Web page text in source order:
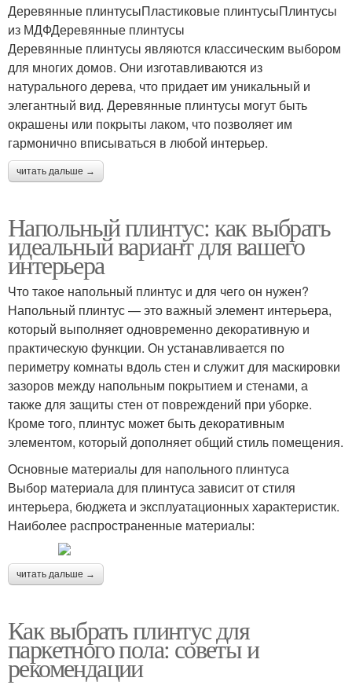
Деревянные плинтусыПластиковые плинтусыПлинтусы
из МДФДеревянные плинтусы
Деревянные плинтусы являются классическим выбором
для многих домов. Они изготавливаются из
натурального дерева, что придает им уникальный и
элегантный вид. Деревянные плинтусы могут быть
окрашены или покрыты лаком, что позволяет им
гармонично вписываться в любой интерьер.
читать дальше →
Напольный плинтус: как выбрать
идеальный вариант для вашего
интерьера
Что такое напольный плинтус и для чего он нужен?
Напольный плинтус — это важный элемент интерьера,
который выполняет одновременно декоративную и
практическую функции. Он устанавливается по
периметру комнаты вдоль стен и служит для маскировки
зазоров между напольным покрытием и стенами, а
также для защиты стен от повреждений при уборке.
Кроме того, плинтус может быть декоративным
элементом, который дополняет общий стиль помещения.
Основные материалы для напольного плинтуса
Выбор материала для плинтуса зависит от стиля
интерьера, бюджета и эксплуатационных характеристик.
Наиболее распространенные материалы:
читать дальше →
Как выбрать плинтус для
паркетного пола: советы и
рекомендации